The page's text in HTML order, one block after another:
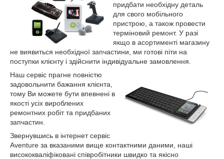
придбати необхідну деталь
для свого мобільного
пристрою, а також провести
терміновий ремонт. У разі
якщо в асортименті магазину
не виявиться необхідної запчастини, ми готові піти на
поступки клієнту і здійснити індивідуальне замовлення.
Наш сервіс прагне повністю
задовольнити бажання клієнта,
тому Ви можете бути впевнені в
якості усіх вироблених
ремонтних робіт та придбаних
запчастин.
Звернувшись в інтернет сервіс
Aventure за вказаними вище контактними даними, наші
висококваліфіковані співробітники швидко та якісно